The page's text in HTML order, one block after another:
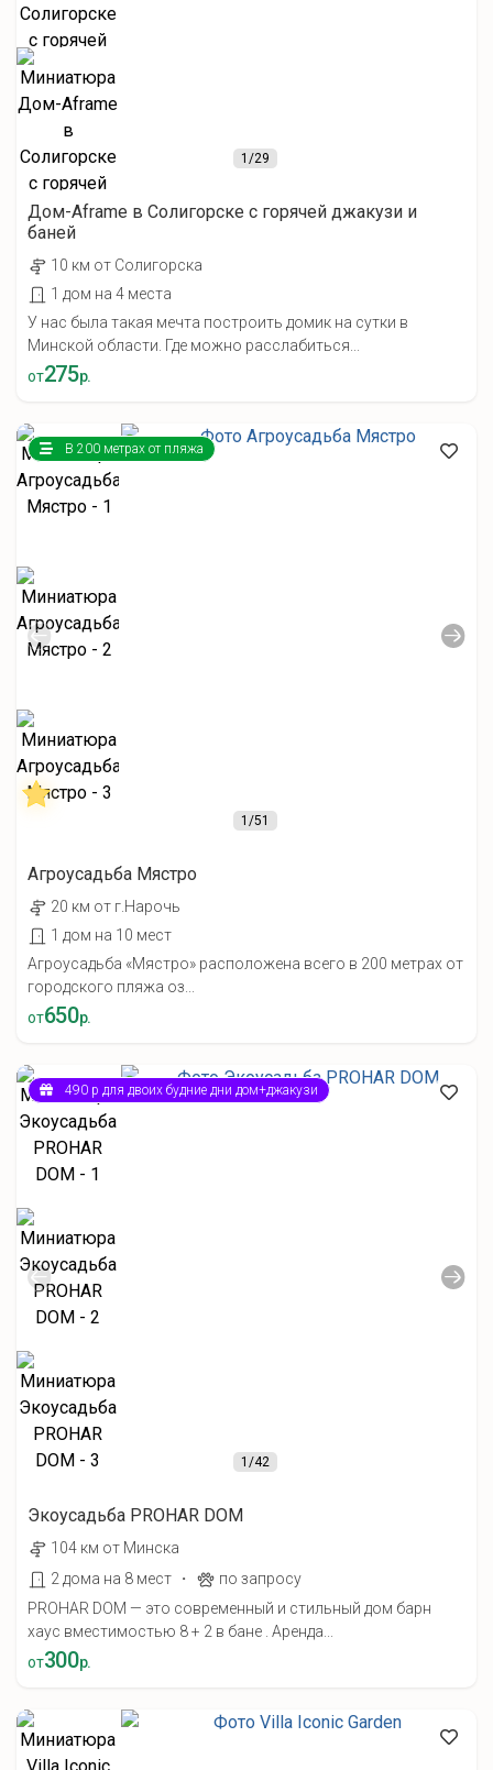
1/29
Дом-Aframe в Солигорске с горячей джакузи и
баней
10 км от Солигорска
1 дом на 4 места
У нас была такая мечта построить домик на сутки в
Минской области. Где можно расслабиться...
от275р.
1/51
В 200 метрах от пляжа
Агроусадьба Мястро
20 км от г.Нарочь
1 дом на 10 мест
Агроусадьба «Мястро» расположена всего в 200 метрах от
городского пляжа оз...
от650р.
1/42
490 р для двоих будние дни дом+джакузи
Экоусадьба PROHAR DOM
104 км от Минска
2 дома на 8 мест
·
по запросу
PROHAR DOM — это современный и стильный дом барн
хаус вместимостью 8 + 2 в бане . Аренда...
от300р.